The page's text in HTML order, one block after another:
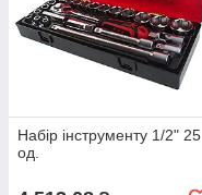
Набір інструменту 1/2" 25
од.